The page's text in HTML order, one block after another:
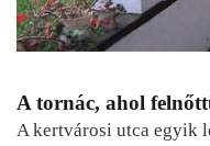
A tornác, ahol
A kertvárosi utca egyik